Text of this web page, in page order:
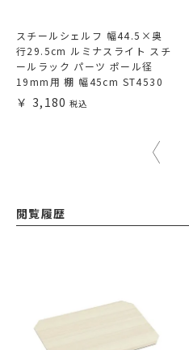
スチールシェルフ 幅44.5×奥
行29.5cm ルミナスライト スチ
ールラック パーツ ポール径
19mm用 棚 幅45cm ST4530
3,180
閲覧履歴